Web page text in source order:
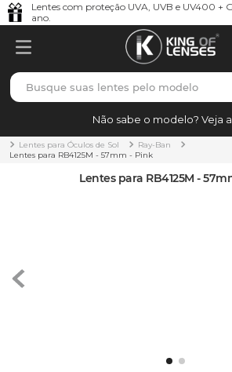
Lentes com proteção UVA, UVB e UV400 +
ano.
Busque suas lentes pelo modelo
Não sabe o modelo? Veja
Lentes para Óculos de Sol
Ray-Ban
Lentes para RB4125M - 57mm - Pink
Lentes para RB4125M -
TERMOS MAIS BUSCADOS
1º borrachas
holbrook
6